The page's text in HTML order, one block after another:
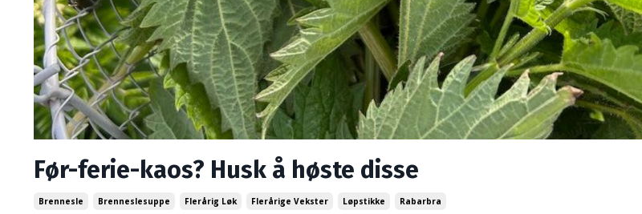
Før-ferie-kaos? Husk å høste disse
Brennesle Brenneslesuppe Flerårig Løk Flerårige Vekster Løpstikke Rabarbra